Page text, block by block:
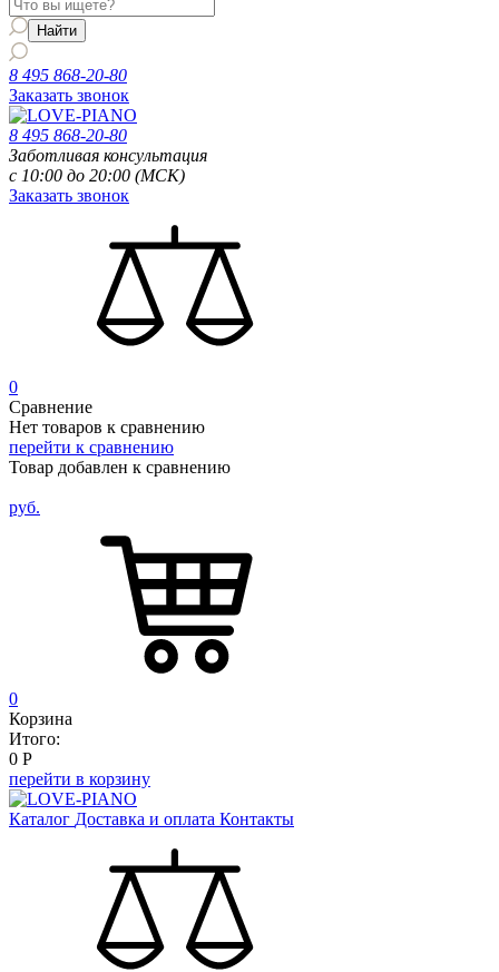
8 495 868-20-80
Заказать звонок
8 495 868-20-80
Заботливая консультация
с 10:00 до 20:00 (МСК)
Заказать звонок
0
Сравнение
Нет товаров к сравнению
перейти к сравнению
Товар добавлен к сравнению
руб.
0
Корзина
Итого:
0 Р
перейти в корзину
Каталог Доставка и оплата Контакты